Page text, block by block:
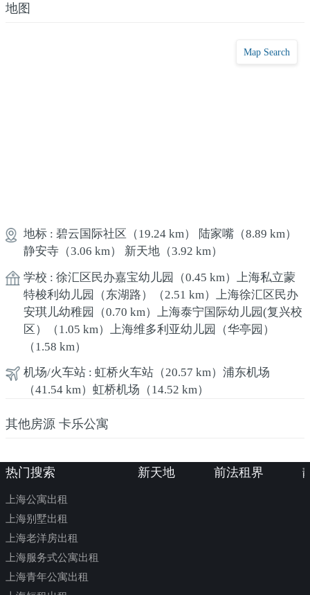
地图
Map Search
地标 : 碧云国际社区 （19.24 km） 陆家嘴（8.89 km）
静安寺（3.06 km） 新天地（3.92 km）
学校 : 徐汇区民办嘉宝幼儿园 （0.45 km）
上海私立蒙
特梭利幼儿园（东湖路）
（2.51 km）
上海徐汇区民办
安琪儿幼稚园
（0.70 km）
上海泰宁国际幼儿园(复兴校
区）
（1.05 km）
上海维多利亚幼儿园（华亭园）
（1.58 km）
机场/火车站 : 虹桥火车站（20.57 km） 浦东机场
（41.54 km） 虹桥机场 （14.52 km）
其他房源 卡乐公寓
热门搜索
上海公寓出租
上海别墅出租
上海老洋房出租
上海服务式公寓出租
上海青年公寓出租
新天地 前法租界